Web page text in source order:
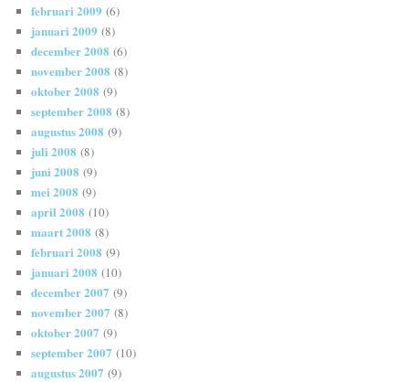
februari 2009 (6)
januari 2009 (8)
december 2008 (6)
november 2008 (8)
oktober 2008 (9)
september 2008 (8)
augustus 2008 (9)
juli 2008 (8)
juni 2008 (9)
mei 2008 (9)
april 2008 (10)
maart 2008 (8)
februari 2008 (9)
januari 2008 (10)
december 2007 (9)
november 2007 (8)
oktober 2007 (9)
september 2007 (10)
augustus 2007 (9)